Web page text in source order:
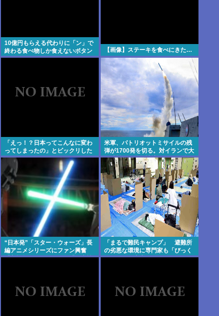
10億円もらえる代わりに「ン」で
終わる食べ物しか食えないボタン
【画像】ステーキを食べにきた…
「えっ！？日本ってこんなに変わ
ってしまったの」とビックリした
こと
米軍、パトリオットミサイルの残
弾が1700発を切る。対イランで大
量消耗した分を補填するのに2年
以上かかる模様。
“日本発”「スター・ウォーズ」長
編アニメシリーズにファン興奮
「劇場版にして欲しい」「艦隊戦
「まるで難民キャンプ」 避難所
の劣悪な環境に専門家も「びっく
りした」 車中泊にもリスクが